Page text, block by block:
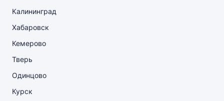
Калининград
Хабаровск
Кемерово
Тверь
Одинцово
Курск